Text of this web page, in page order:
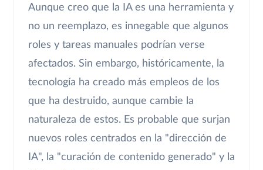
Aunque creo que la IA es una herramienta y
no un reemplazo, es innegable que algunos
roles y tareas manuales podrían verse
afectados. Sin embargo, históricamente, la
tecnología ha creado más empleos de los
que ha destruido, aunque cambie la
naturaleza de estos. Es probable que surjan
nuevos roles centrados en la "dirección de
IA", la "curación de contenido generado" y la